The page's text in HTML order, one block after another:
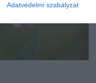
Adatvédelmi szabályzat